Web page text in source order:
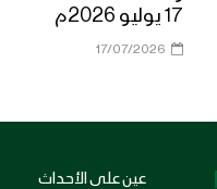
17 يوليو 2026م
17/07/2026
عين على الأحداث